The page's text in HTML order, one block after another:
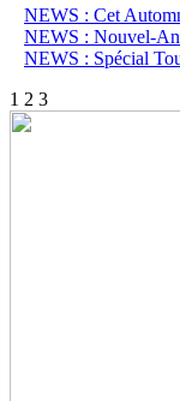
NEWS : Cet
NEWS : Nouvel-
NEWS : Spécial
1 2 3